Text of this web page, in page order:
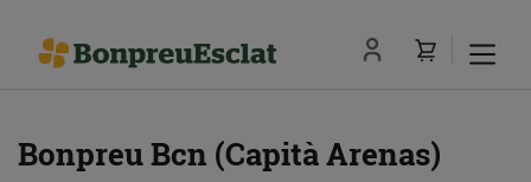
Bonpreu Bcn (Capità Arenas)